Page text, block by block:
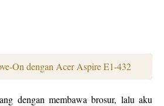
On dengan Acer Aspire E1-432
dengan membawa brosur, lalu aku